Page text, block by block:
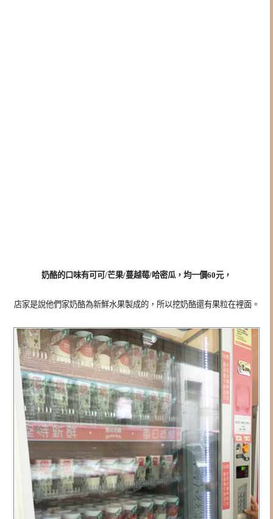
奶酪的口味有可可/芒果/蔓越莓/哈密瓜，均一價60元，
店家是說他們家奶酪為新鮮水果製成的，所以挖奶酪還有果粒在裡面。